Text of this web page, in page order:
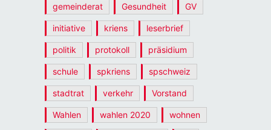
gemeinderat Gesundheit GV
initiative kriens leserbrief
politik protokoll präsidium
schule spkriens spschweiz
stadtrat verkehr Vorstand
Wahlen wahlen 2020 wohnen